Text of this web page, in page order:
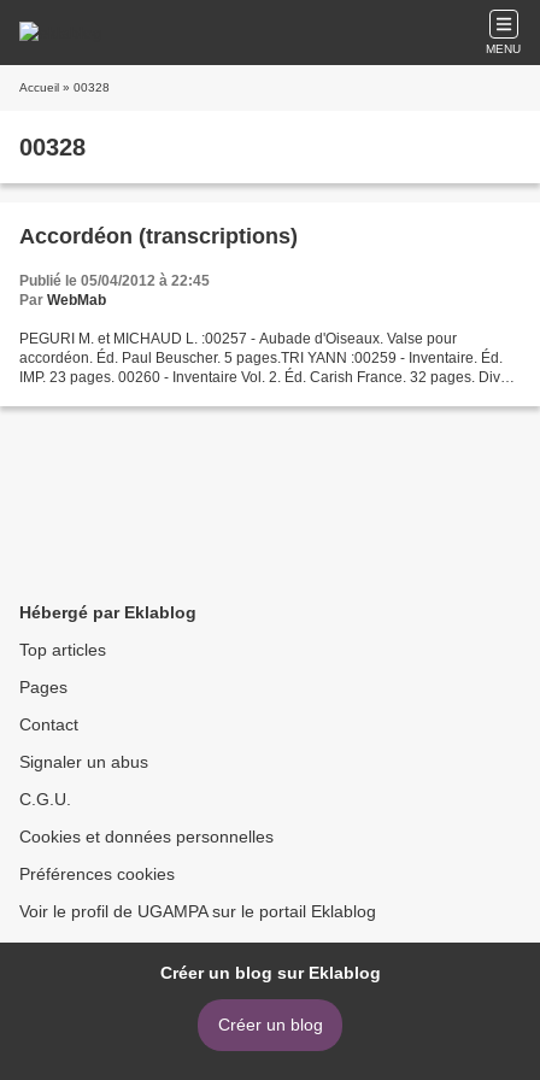
MENU
Accueil » 00328
00328
Accordéon (transcriptions)
Publié le 05/04/2012 à 22:45
Par WebMab
PEGURI M. et MICHAUD L. :00257 - Aubade d'Oiseaux. Valse pour
accordéon. Éd. Paul Beuscher. 5 pages.TRI YANN :00259 - Inventaire. Éd.
IMP. 23 pages. 00260 - Inventaire Vol. 2. Éd. Carish France. 32 pages. Divers
Hébergé par Eklablog
Top articles
Pages
Contact
Signaler un abus
C.G.U.
Cookies et données personnelles
Préférences cookies
Voir le profil de UGAMPA sur le portail Eklablog
Créer un blog sur Eklablog
Créer un blog